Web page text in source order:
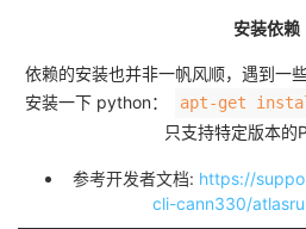
安装依赖
依赖的安装也并非一帆风顺，遇到一
安装一下 python：
apt-get
只支持特定版本的
参考开发者文档: https://
cli-cann330/